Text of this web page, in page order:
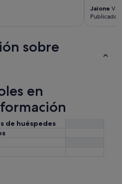
Jaione
Publicado
sobre
en
de huéspedes